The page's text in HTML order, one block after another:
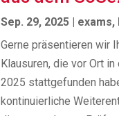
Sep. 29, 2025 | exams,
Gerne präsentieren wir
Klausuren, die vor Ort
2025 stattgefunden
kontinuierliche